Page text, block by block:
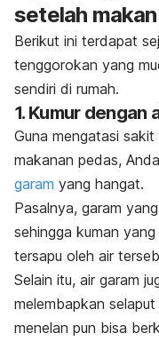
setelah
Berikut ini terdapat
tenggorokan yang
sendiri di rumah.
1. Kumur dengan
Guna mengatasi
makanan pedas,
garam yang hangat.
Pasalnya, garam
sehingga kuman
tersapu oleh air
Selain itu, air garam
melembapkan
menelan pun bisa